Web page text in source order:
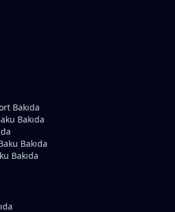
Bakıda
Bakıda
Bakıda
Bakıda